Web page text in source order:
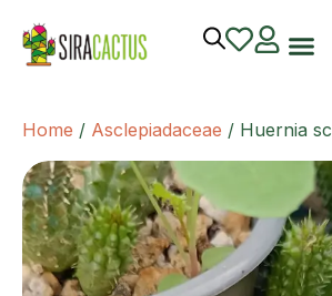
Home / Asclepiadaceae / Huernia